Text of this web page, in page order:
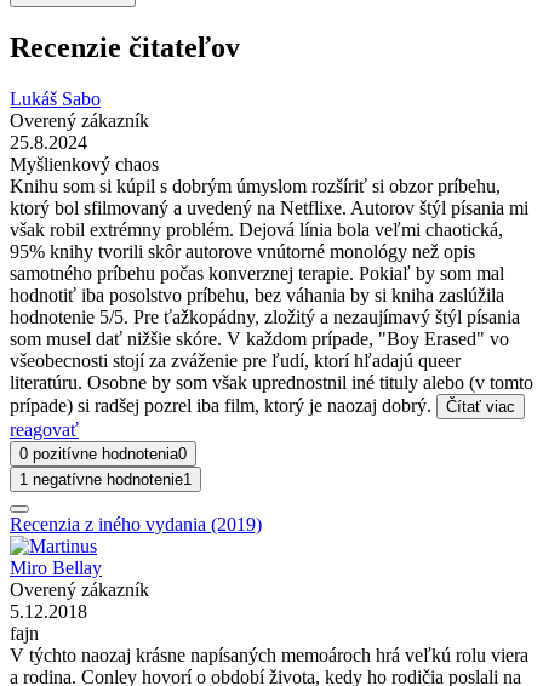
Recenzie čitateľov
Lukáš Sabo
Overený zákazník
25.8.2024
Myšlienkový chaos
Knihu som si kúpil s dobrým úmyslom rozšíriť si obzor príbehu,
ktorý bol sfilmovaný a uvedený na Netflixe. Autorov štýl písania mi
však robil extrémny problém. Dejová línia bola veľmi chaotická,
95% knihy tvorili skôr autorove vnútorné monológy než opis
samotného príbehu počas konverznej terapie. Pokiaľ by som mal
hodnotiť iba posolstvo príbehu, bez váhania by si kniha zaslúžila
hodnotenie 5/5. Pre ťažkopádny, zložitý a nezaujímavý štýl písania
som musel dať nižšie skóre. V každom prípade, "Boy Erased" vo
všeobecnosti stojí za zváženie pre ľudí, ktorí hľadajú queer
literatúru. Osobne by som však uprednostnil iné tituly alebo (v tomto
prípade) si radšej pozrel iba film, ktorý je naozaj dobrý.
Čítať viac
reagovať
0 pozitívne hodnotenia0
1 negatívne hodnotenie1
Recenzia z iného vydania (2019)
Miro Bellay
Overený zákazník
5.12.2018
fajn
V týchto naozaj krásne napísaných memoároch hrá veľkú rolu viera
a rodina. Conley hovorí o období života, kedy ho rodičia poslali na